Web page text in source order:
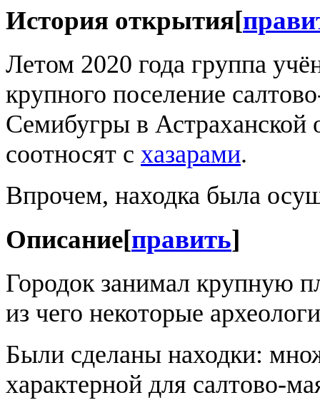
История открытия[
Летом 2020 года группа
крупного поселение
Семибугры в Астраханской
соотносят с хазарами.
Впрочем, находка была
Описание[править]
Городок занимал крупную
из чего некоторые
Были сделаны находки:
характерной для салтово-